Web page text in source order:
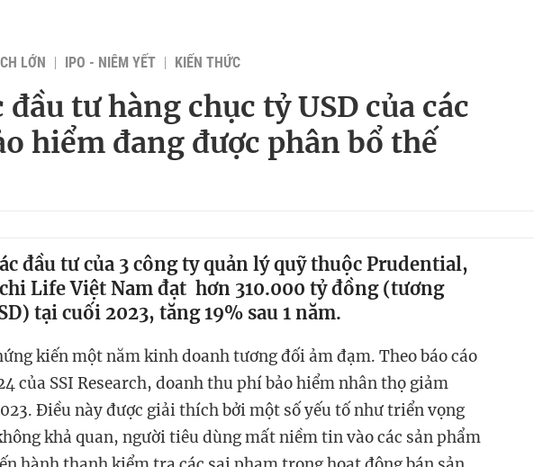
LỚN IPO - NIÊM YẾT KIẾN THỨC
tư hàng chục tỷ USD của các
hiểm đang được phân bổ thế
đầu tư của 3 công ty quản lý quỹ thuộc Prudential,
Life Việt Nam đạt hơn 310.000 tỷ đồng (tương
tại cuối 2023, tăng 19% sau 1 năm.
kiến một năm kinh doanh tương đối ảm đạm. Theo báo cáo
của SSI Research, doanh thu phí bảo hiểm nhân thọ giảm
Điều này được giải thích bởi một số yếu tố như triển vọng
khả quan, người tiêu dùng mất niềm tin vào các sản phẩm